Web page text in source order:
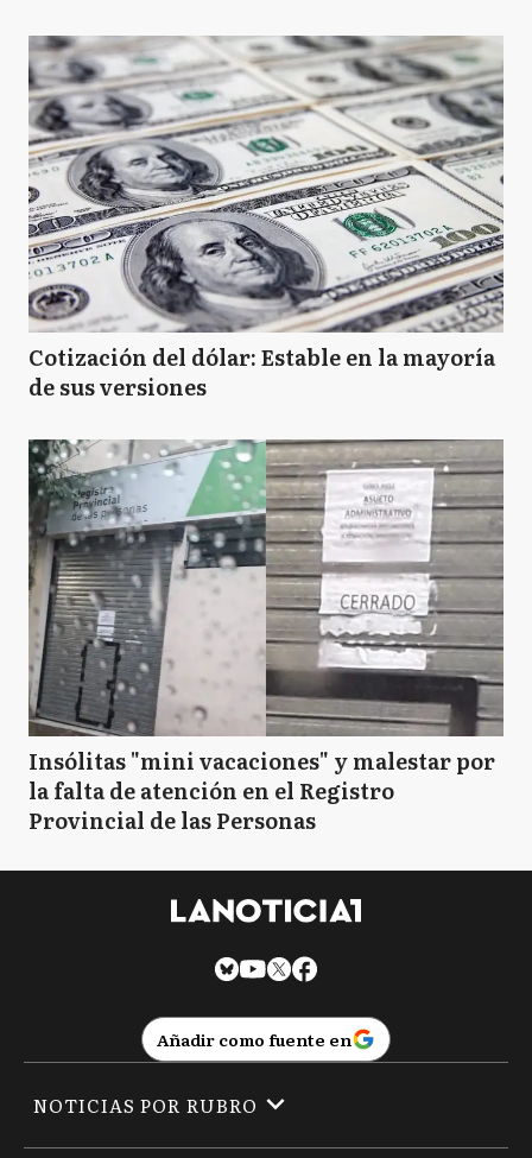
Cotización del dólar: Estable en la mayoría
de sus versiones
Insólitas "mini vacaciones" y malestar por
la falta de atención en el Registro
Provincial de las Personas
Añadir como fuente en
NOTICIAS POR RUBRO